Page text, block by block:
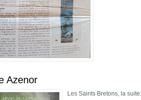
Azenor
Les Saints Bretons, la